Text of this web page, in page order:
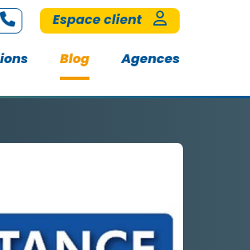
Espace client
Blog Agences